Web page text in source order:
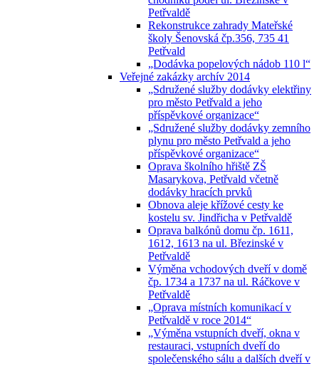
Petřvaldě
Rekonstrukce zahrady Mateřské
školy Šenovská čp.356, 735 41
Petřvald
„Dodávka popelových nádob 110 l“
Veřejné zakázky archív 2014
„Sdružené služby dodávky elektřiny
pro město Petřvald a jeho
příspěvkové organizace“
„Sdružené služby dodávky zemního
plynu pro město Petřvald a jeho
příspěvkové organizace“
Oprava školního hřiště ZŠ
Masarykova, Petřvald včetně
dodávky hracích prvků
Obnova aleje křížové cesty ke
kostelu sv. Jindřicha v Petřvaldě
Oprava balkónů domu čp. 1611,
1612, 1613 na ul. Březinské v
Petřvaldě
Výměna vchodových dveří v domě
čp. 1734 a 1737 na ul. Ráčkove v
Petřvaldě
„Oprava místních komunikací v
Petřvaldě v roce 2014“
„Výměna vstupních dveří, okna v
restauraci, vstupních dveří do
společenského sálu a dalších dveří v